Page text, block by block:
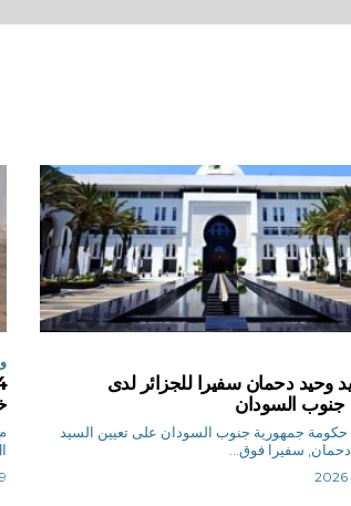
وحيد دحمان سفيرا للجزائر لدى
جنوب السودان
جمهورية جنوب السودان على تعيين السيد
سفيرا فوق...
ال 24
9 أغسطس 2026